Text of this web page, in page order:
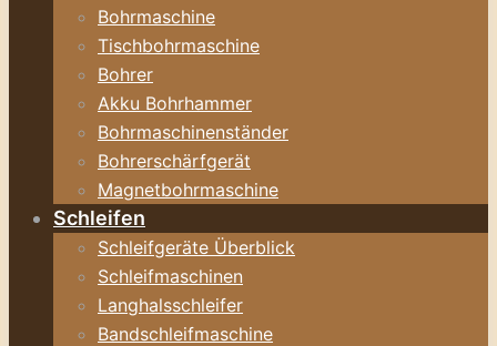
Bohrmaschine
Tischbohrmaschine
Bohrer
Akku Bohrhammer
Bohrmaschinenständer
Bohrerschärfgerät
Magnetbohrmaschine
Schleifen
Schleifgeräte Überblick
Schleifmaschinen
Langhalsschleifer
Bandschleifmaschine